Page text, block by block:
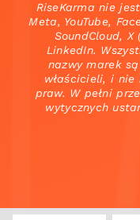
RiseKarma nie
Meta, YouTube,
SoundCloud,
LinkedIn.
nazwy marek
właścicieli, i nie
praw. W pełni
wytycznych